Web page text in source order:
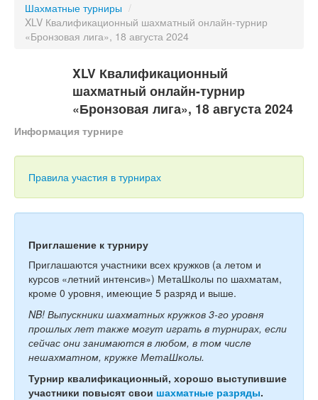
Олимпиады
Конкурсы
Вебинары
Тесты
Игры
Шахматные турниры /
XLV Квалификационный шахматный онлайн-турнир
«Бронзовая лига», 18 августа 2024
XLV Квалификационный
шахматный онлайн-турнир
«Бронзовая лига», 18 августа 2024
Информация турнире
Правила участия в турнирах
Приглашение к турниру
Приглашаются участники всех кружков (а летом и
курсов «летний интенсив») МетаШколы по шахматам,
кроме 0 уровня, имеющие 5 разряд и выше.
NB! Выпускники шахматных кружков 3-го уровня
прошлых лет также могут играть в турнирах, если
сейчас они занимаются в любом, в том числе
нешахматном, кружке МетаШколы.
Турнир квалификационный, хорошо выступившие
участники повысят свои шахматные разряды.